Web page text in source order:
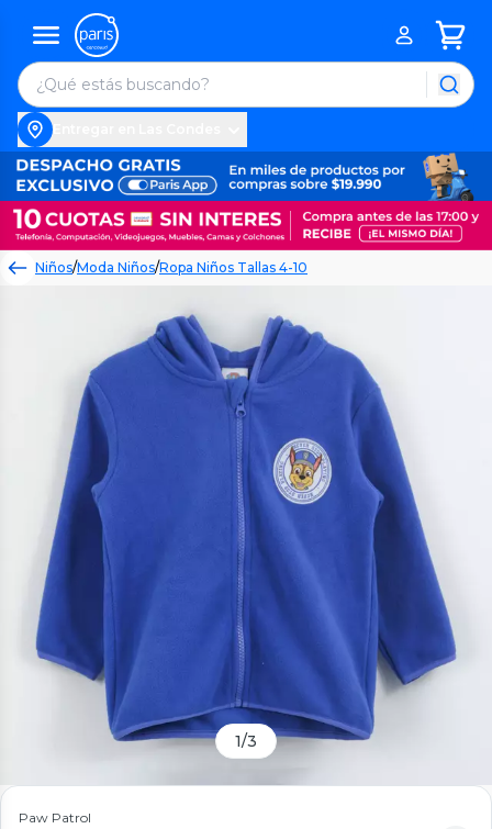
Niños/Moda Niños/Ropa Niños Tallas 4-10
1/3
Paw Patrol